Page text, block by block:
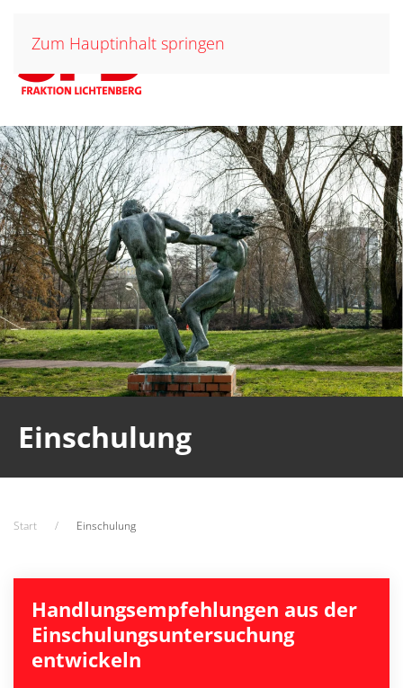
Zum Hauptinhalt springen
Einschulung
Start Einschulung
Handlungsempfehlungen aus der
Einschulungsuntersuchung
entwickeln